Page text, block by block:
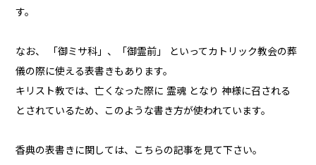
す。
なお、 「御ミサ科」、「御霊前」 といってカトリック教会の葬
儀の際に使える表書きもあります。
キリスト教では、亡くなった際に 霊魂 となり 神様に召される
とされているため、このような書き方が使われています。
香典の表書きに関しては、こちらの記事を見て下さい。